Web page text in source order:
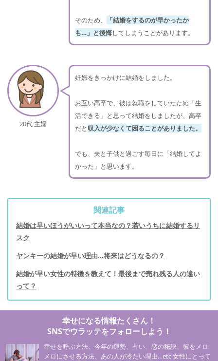
そのため、
「結婚をするのが早かったか
も…」と後悔してしまうことがあります。
20代 主婦
妊娠をきっかけに結婚をしました。
お互い高卒で、彼は就職をしていたため「生
活できる」と思って結婚をしましたが、高卒
だと 収入が少なくて困ることがありました。
でも、夫と子供と過ごす毎日に「結婚してよ
かった」と思います。
関連記事
結婚は早いほうがいいって本当なの？若いうちに結婚するリ
スク
ヤンキーの結婚が早い理由…将来はどうなるの？
結婚が早い女性の特徴を教えて！最後まで売れ残る人の違い
って？
幸せになる情報たくさん！
SNSでウラッテをフォローしよう！
幸せを呼ぶ方法、今年の運勢、占い、恋の秘訣、彼をメロ
メロにさせる方法、あの人が冷たい理由…etc 女性にとって